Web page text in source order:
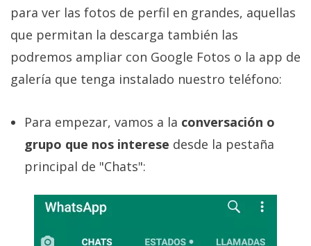
todas las
noticias sobre
tecnología,
móviles,
ordenadores,
apps,
comparativas,
tutoriales.
El Grupo
(CC) 2006-
Algunos
reservados
para ver las fotos de perfil en grandes, aquellas
que permitan la descarga también las
podremos ampliar con Google Fotos o la app de
galería que tenga instalado nuestro teléfono:
Para empezar, vamos a la conversación o
grupo que nos interese desde la pestaña
principal de "Chats":